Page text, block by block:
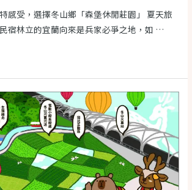
感受，選擇冬山鄉「森堡休閒莊園」 夏天旅
宿林立的宜蘭向來是兵家必爭之地，如 …